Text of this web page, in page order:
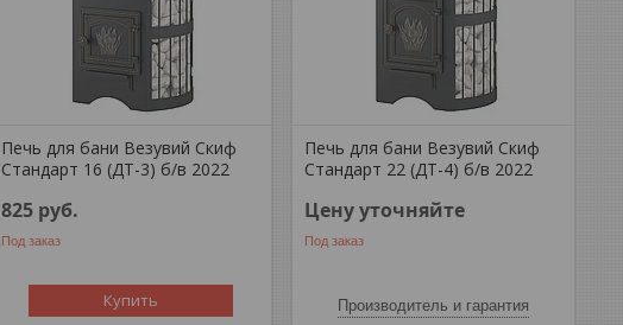
Печь для бани Везувий Скиф
Стандарт 16 (ДТ-3) б/в 2022
825 руб.
Под заказ
Купить
Печь для бани Везувий Скиф
Стандарт 22 (ДТ-4) б/в 2022
Цену уточняйте
Под заказ
Производитель и гарантия